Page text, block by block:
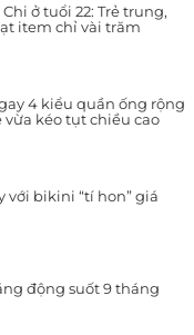
ở tuổi 22: Trẻ trung,
item chỉ vài trăm
4 kiểu quần ống rộng
vừa kéo tụt chiều cao
với bikini “tí hon” giá
động suốt 9 tháng